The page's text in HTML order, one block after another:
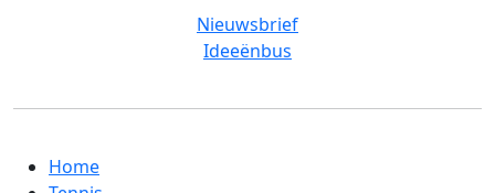
Nieuwsbrief
Ideeënbus
Home